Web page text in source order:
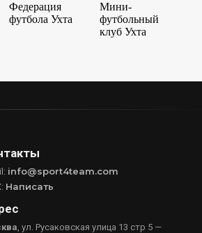
info@sport4team.com
Написать
, ул. Русаковская улица 13 стр 5 —